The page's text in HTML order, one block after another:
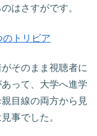
はさすがです。
のトリビア
そのまま視聴者に
って、大学へ進学
目線の両方から見
事でした。